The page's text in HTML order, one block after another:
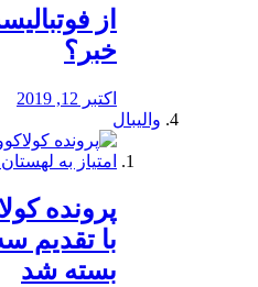
از
خبر؟
اکتبر 12, 2019
والیبال
پرونده
با تقدیم
بسته شد